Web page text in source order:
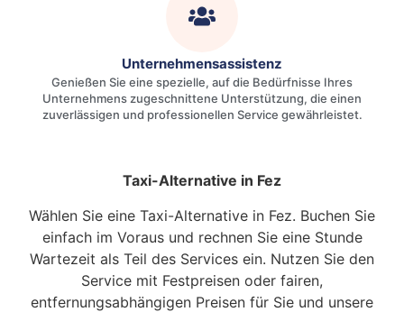
Unternehmensassistenz
Genießen Sie eine spezielle, auf die Bedürfnisse Ihres
Unternehmens zugeschnittene Unterstützung, die einen
zuverlässigen und professionellen Service gewährleistet.
Taxi-Alternative in Fez
Wählen Sie eine Taxi-Alternative in Fez. Buchen Sie
einfach im Voraus und rechnen Sie eine Stunde
Wartezeit als Teil des Services ein. Nutzen Sie den
Service mit Festpreisen oder fairen,
entfernungsabhängigen Preisen für Sie und unsere